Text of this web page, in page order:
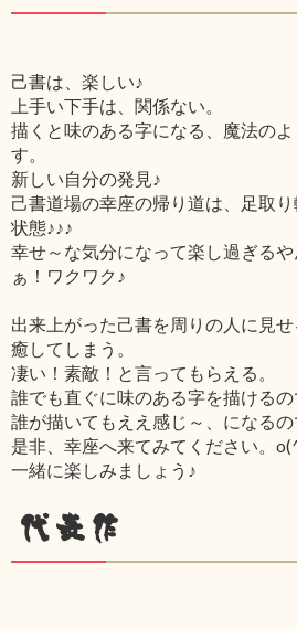
己書は、楽しい♪
上手い下手は、関係ない。
描くと味のある字になる、魔法の
す。
新しい自分の発見♪
己書道場の幸座の帰り道は、足取
状態♪♪♪
幸せ～な気分になって楽し過ぎる
ぁ！ワクワク♪
出来上がった己書を周りの人に見
癒してしまう。
凄い！素敵！と言ってもらえる。
誰でも直ぐに味のある字を描けるの
誰が描いてもええ感じ～、になるの
是非、幸座へ来てみてください。
一緒に楽しみましょう♪
代表作